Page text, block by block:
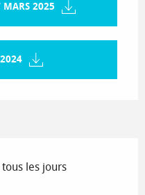
MARS 2025
les jours